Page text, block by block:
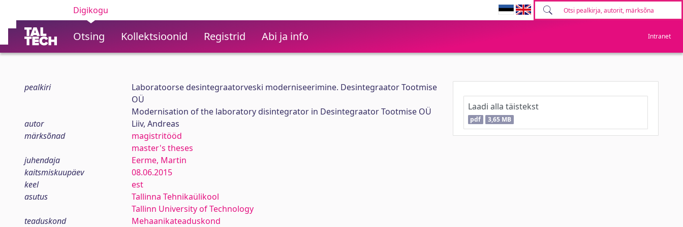
Digikogu
Otsing Kollektsioonid Registrid Abi ja info Intranet
pealkiri
Laboratoorse desintegraatorveski moderniseerimine. Desintegraator Tootmise
OÜ
Modernisation of the laboratory disintegrator in Desintegraator Tootmise OÜ
autor
Liiv, Andreas
märksõnad
magistritööd
master's theses
juhendaja
Eerme, Martin
kaitsmiskuupäev
08.06.2015
keel
est
asutus
Tallinna Tehnikaülikool
Tallinn University of Technology
teaduskond
Mehaanikateaduskond
Laadi alla täistekst
pdf 3,65 MB